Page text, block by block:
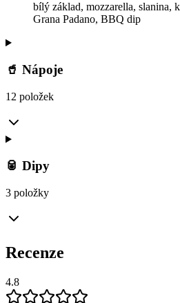
bílý základ, mozzarella, slanina,
Grana Padano, BBQ dip
🥤 Nápoje
12 položek
🥫 Dipy
3 položky
Recenze
4.8